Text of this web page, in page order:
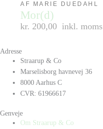
AF MARIE DUEDAHL
Mor(d)
kr. 200,00 inkl. moms
Adresse
Straarup & Co
Marselisborg havnevej 36
8000 Aarhus C
CVR: 61966617
Genveje
Om Straarup & Co